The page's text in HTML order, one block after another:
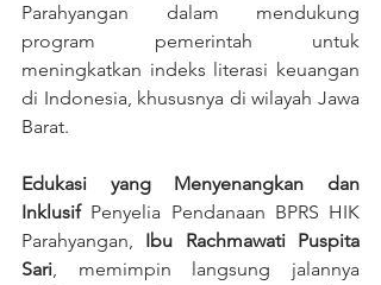
Parahyangan dalam mendukung
program pemerintah untuk
meningkatkan indeks literasi keuangan
di Indonesia, khususnya di wilayah Jawa
Barat.
Edukasi yang Menyenangkan dan
Inklusif Penyelia Pendanaan BPRS HIK
Parahyangan, Ibu Rachmawati Puspita
Sari, memimpin langsung jalannya